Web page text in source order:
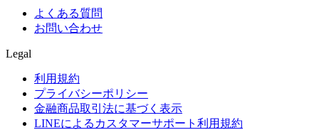
よくある質問
お問い合わせ
Legal
利用規約
プライバシーポリシー
金融商品取引法に基づく表示
LINEによるカスタマーサポート利用規約